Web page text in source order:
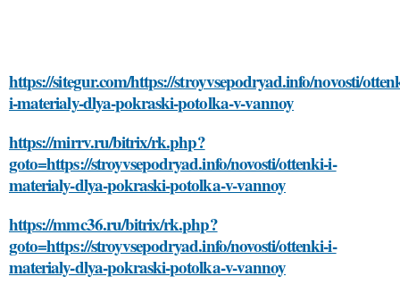
https://sitegur.com/https://stroyvsepodryad.info/novosti/
i-materialy-dlya-pokraski-potolka-v-vannoy
https://mirrv.ru/bitrix/rk.php?
goto=https://stroyvsepodryad.info/novosti/ottenki-i-
materialy-dlya-pokraski-potolka-v-vannoy
https://mmc36.ru/bitrix/rk.php?
goto=https://stroyvsepodryad.info/novosti/ottenki-i-
materialy-dlya-pokraski-potolka-v-vannoy